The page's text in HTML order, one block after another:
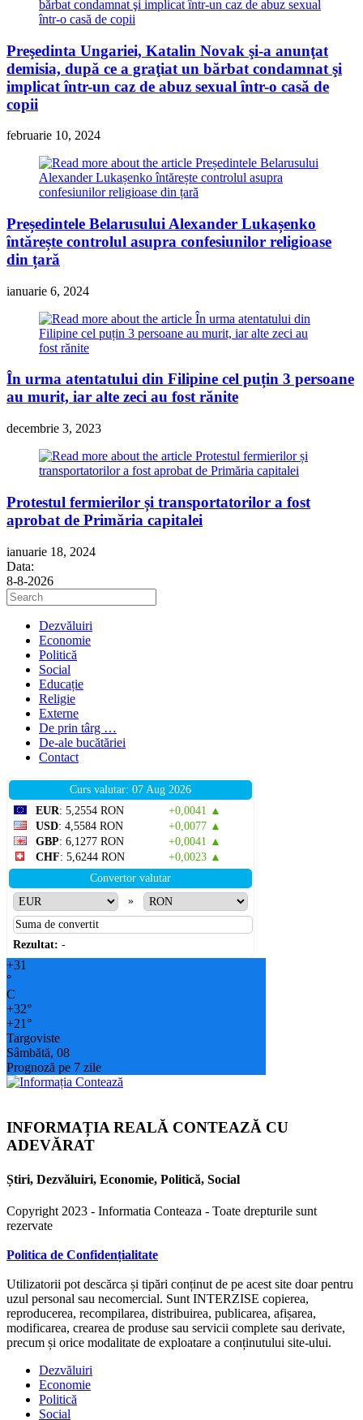
Preşedinta Ungariei, Katalin Novak şi-a anunţat
demisia, după ce a graţiat un bărbat condamnat şi
implicat într-un caz de abuz sexual într-o casă de
copii
februarie 10, 2024
Președintele Belarusului Alexander Lukașenko
întărește controlul asupra confesiunilor religioase
din țară
ianuarie 6, 2024
În urma atentatului din Filipine cel puțin 3 persoane
au murit, iar alte zeci au fost rănite
decembrie 3, 2023
Protestul fermierilor și transportatorilor a fost
aprobat de Primăria capitalei
ianuarie 18, 2024
Data:
8-8-2026
Escape
Dezvăluiri
Economie
Politică
Social
Educație
Religie
Externe
De prin târg …
De-ale bucătăriei
Contact
Curs valutar: 07 Aug 2026
EUR: 5,2554 RON
+0,0041 ▲
USD: 4,5584 RON
+0,0077 ▲
GBP: 6,1277 RON
+0,0041 ▲
CHF: 5,6244 RON
+0,0023 ▲
Convertor valutar
»
Rezultat: -
+31
°
C
+32°
+21°
Targoviste
Sâmbătă, 08
Prognoză pe 7 zile
INFORMAȚIA REALĂ CONTEAZĂ CU
ADEVĂRAT
Știri, Dezvăluiri, Economie, Politică, Social
Copyright 2023 - Informatia Conteaza - Toate drepturile sunt
rezervate
Politica de Confidențialitate
Utilizatorii pot descărca și tipări conținut de pe acest site doar pentru
uzul personal sau necomercial. Sunt INTERZISE copierea,
reproducerea, recompilarea, distribuirea, publicarea, afișarea,
modificarea, crearea de produse sau servicii complete sau derivate,
precum și orice modalitate de exploatare a conținutului site-ului.
Dezvăluiri
Economie
Politică
Social